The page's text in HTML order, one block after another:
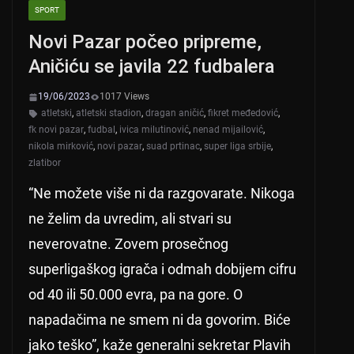
SPORT
Novi Pazar počeo pripreme,
Aničiću se javila 22 fudbalera
19/06/2023
1017 Views
atletski, atletski stadion, dragan aničić, fikret međedović,
fk novi pazar, fudbal , ivica milutinović, nenad mijailović,
nikola mirković, novi pazar, suad prtinac, super liga srbije,
zlatibor
“Ne možete više ni da razgovarate. Nikoga
ne želim da uvredim, ali stvari su
neverovatne. Zovem prosečnog
superligaškog igrača i odmah dobijem cifru
od 40 ili 50.000 evra, pa na gore. O
napadačima ne smem ni da govorim. Biće
jako teško”, kaže generalni sekretar Plavih